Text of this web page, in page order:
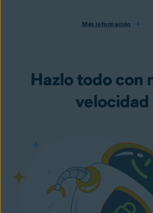
Más información
Hazlo todo con
velocidad